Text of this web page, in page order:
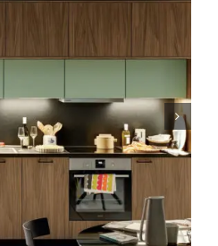
Moderne 16